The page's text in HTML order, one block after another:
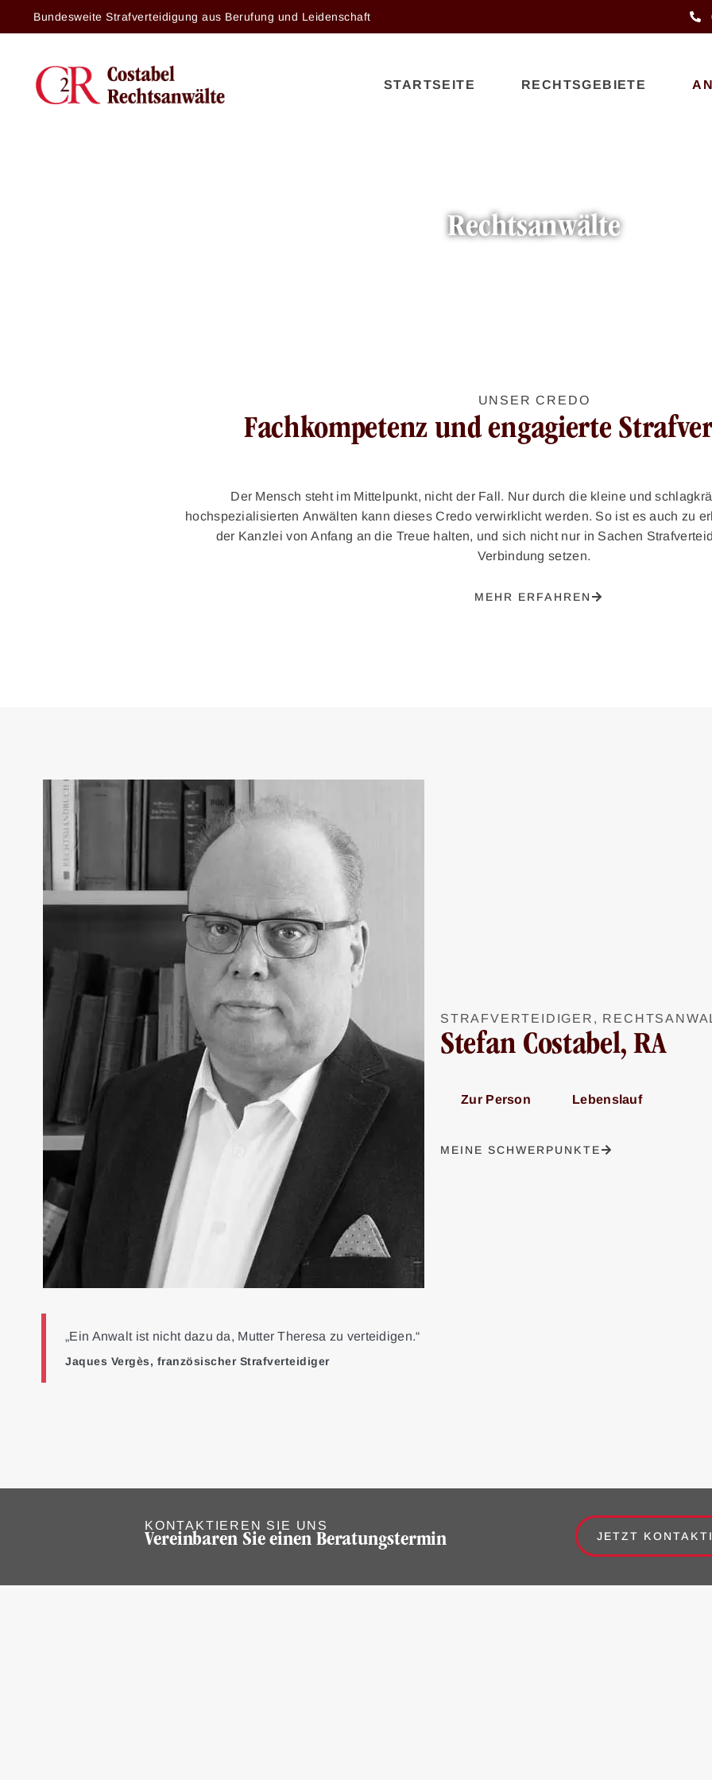
Bundesweite Strafverteidigung aus Berufung und Leidenschaft
STARTSEITE RECHTSGEBIETE
Rechtsanwälte
UNSER CREDO
Fachkompetenz und engagierte
Der Mensch steht im Mittelpunkt, nicht der Fall. Nur durch die kleine und
hochspezialisierten Anwälten kann dieses Credo verwirklicht werden. So ist es auch zu
der Kanzlei von Anfang an die Treue halten, und sich nicht nur in Sachen
Verbindung setzen.
MEHR ERFAHREN
„Ein Anwalt ist nicht dazu da, Mutter Theresa zu verteidigen.“
Jaques Vergès, französischer Strafverteidiger
STRAFVERTEIDIGER,
Stefan Costabel, RA
Zur Person Lebenslauf
MEINE SCHWERPUNKTE
KONTAKTIEREN SIE UNS
Vereinbaren Sie einen Beratungstermin JETZT